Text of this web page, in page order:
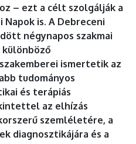
– ezt a célt szolgálják a
is. A Debreceni
négynapos szakmai
ismertetik az
tudományos
és terápiás
az elhízás
szemléletére, a
diagnosztikájára és a